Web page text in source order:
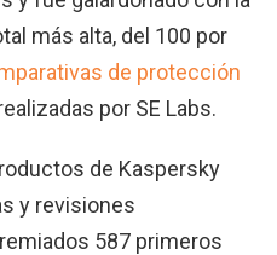
más alta, del 100 por
de protección
por SE Labs.
de Kaspersky
y revisiones
587 primeros